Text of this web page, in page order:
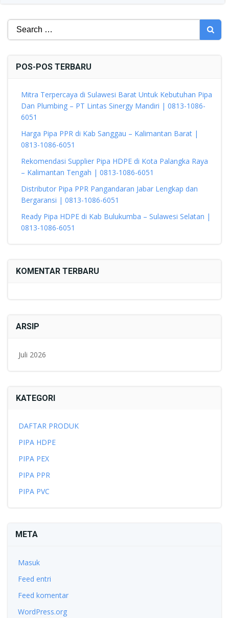
Search
for:
POS-POS TERBARU
Mitra Terpercaya di Sulawesi Barat Untuk Kebutuhan Pipa
Dan Plumbing – PT Lintas Sinergy Mandiri | 0813-1086-
6051
Harga Pipa PPR di Kab Sanggau – Kalimantan Barat |
0813-1086-6051
Rekomendasi Supplier Pipa HDPE di Kota Palangka Raya
– Kalimantan Tengah | 0813-1086-6051
Distributor Pipa PPR Pangandaran Jabar Lengkap dan
Bergaransi | 0813-1086-6051
Ready Pipa HDPE di Kab Bulukumba – Sulawesi Selatan |
0813-1086-6051
KOMENTAR TERBARU
ARSIP
Juli 2026
KATEGORI
DAFTAR PRODUK
PIPA HDPE
PIPA PEX
PIPA PPR
PIPA PVC
META
Masuk
Feed entri
Feed komentar
WordPress.org